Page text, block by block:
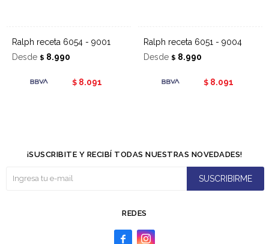
Ralph receta 6054 - 9001
Desde $ 8.990
$ 8.091
Ralph receta 6051 - 9004
Desde $ 8.990
$ 8.091
REDES
 
¡SUSCRIBITE Y RECIBÍ TODAS NUESTRAS NOVEDADES!
SUSCRIBIRME